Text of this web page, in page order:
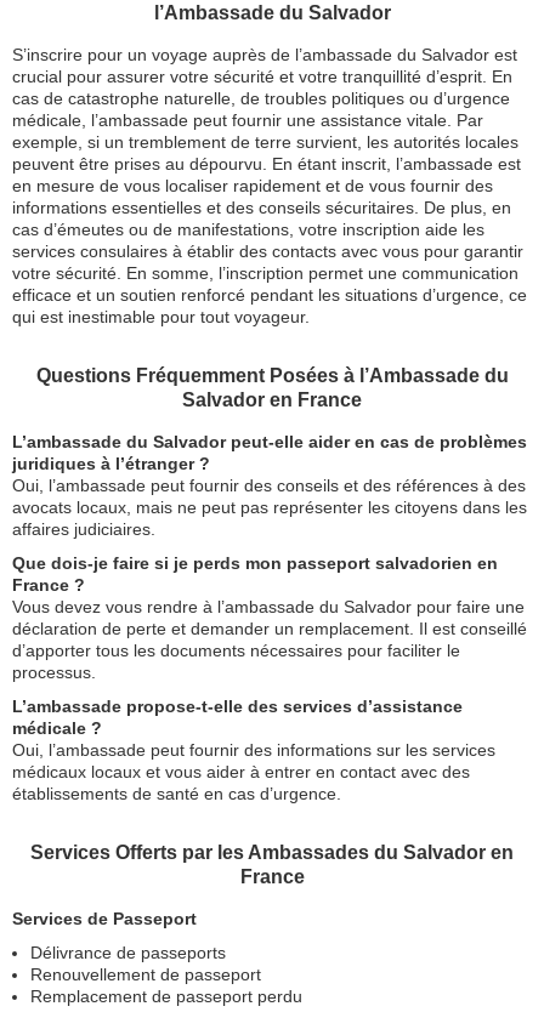
l’Ambassade du Salvador
S’inscrire pour un voyage auprès de l’ambassade du Salvador est
crucial pour assurer votre sécurité et votre tranquillité d’esprit. En
cas de catastrophe naturelle, de troubles politiques ou d’urgence
médicale, l’ambassade peut fournir une assistance vitale. Par
exemple, si un tremblement de terre survient, les autorités locales
peuvent être prises au dépourvu. En étant inscrit, l’ambassade est
en mesure de vous localiser rapidement et de vous fournir des
informations essentielles et des conseils sécuritaires. De plus, en
cas d’émeutes ou de manifestations, votre inscription aide les
services consulaires à établir des contacts avec vous pour garantir
votre sécurité. En somme, l’inscription permet une communication
efficace et un soutien renforcé pendant les situations d’urgence, ce
qui est inestimable pour tout voyageur.
Questions Fréquemment Posées à l’Ambassade du
Salvador en France
L’ambassade du Salvador peut-elle aider en cas de problèmes
juridiques à l’étranger ?
Oui, l’ambassade peut fournir des conseils et des références à des
avocats locaux, mais ne peut pas représenter les citoyens dans les
affaires judiciaires.
Que dois-je faire si je perds mon passeport salvadorien en
France ?
Vous devez vous rendre à l’ambassade du Salvador pour faire une
déclaration de perte et demander un remplacement. Il est conseillé
d’apporter tous les documents nécessaires pour faciliter le
processus.
L’ambassade propose-t-elle des services d’assistance
médicale ?
Oui, l’ambassade peut fournir des informations sur les services
médicaux locaux et vous aider à entrer en contact avec des
établissements de santé en cas d’urgence.
Services Offerts par les Ambassades du Salvador en
France
Services de Passeport
Délivrance de passeports
Renouvellement de passeport
Remplacement de passeport perdu